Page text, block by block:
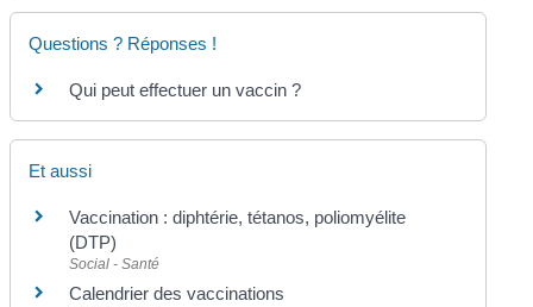
Questions ? Réponses !
Qui peut effectuer un vaccin ?
Et aussi
Vaccination : diphtérie, tétanos, poliomyélite
(DTP)
Social - Santé
Calendrier des vaccinations